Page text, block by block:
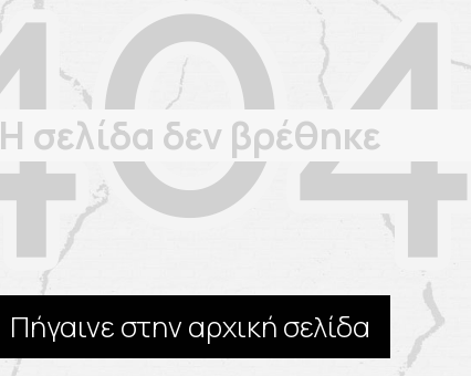
Η σελίδα δεν βρέθηκε
Πήγαινε στην αρχική σελίδα